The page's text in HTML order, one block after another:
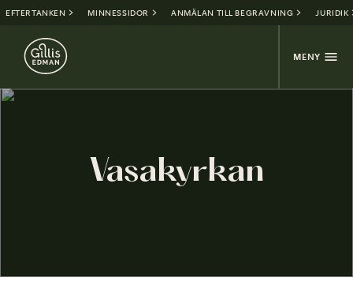
EFTERTANKEN MINNESSIDOR ANMÄLAN TILL BEGRAVNING JURIDIK
MENY
Vasakyrkan